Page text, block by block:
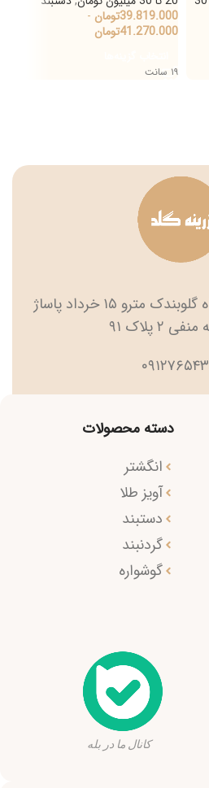
39.819.000تومان -
41.270.000تومان
۱۹ سانت
بازار بزرگ تهران چهارراه گلوبندک مترو ۱۵ خرداد پاساژ
۲ پلاک ۹۱
دسته محصولات
انگشتر
آویز طلا
دستبند
گردنبند
گوشواره
کانال ما در بله